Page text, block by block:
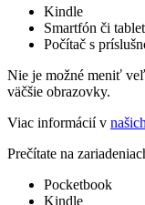
Kindle
Smartfón či
Počítač s
Nie je možné meniť
väčšie obrazovky.
Viac informácií v
Prečítate na
Pocketbook
Kindle